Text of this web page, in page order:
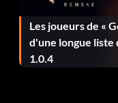
Les joueurs de «
d'une longue liste
1.0.4